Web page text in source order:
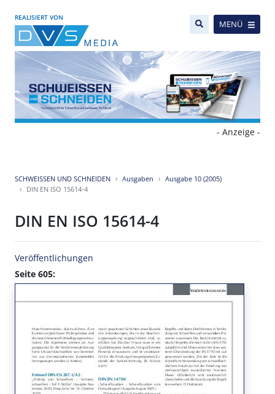
REALISIERT VON
MENÜ
- Anzeige -
SCHWEISSEN UND SCHNEIDEN Ausgaben
Ausgabe 10 (2005)
DIN EN ISO 15614-4
DIN EN ISO 15614-4
Veröffentlichungen
Seite 605: